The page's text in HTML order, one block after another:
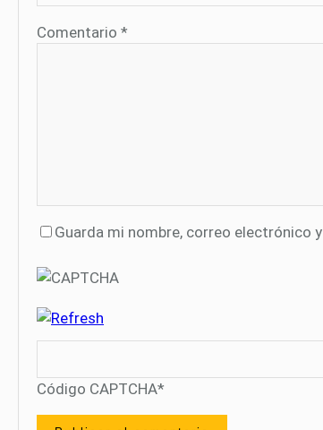
Comentario *
Guarda mi nombre, correo electrónico
Código CAPTCHA*